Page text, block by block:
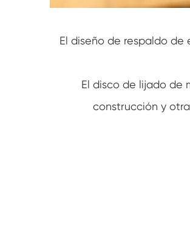
El diseño de respaldo
El disco de lijado de
construcción y